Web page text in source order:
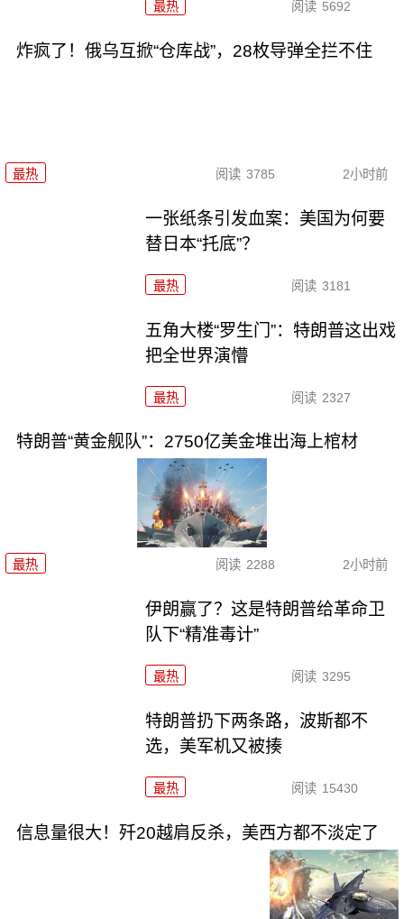
最热 阅读 5692
炸疯了！俄乌互掀“仓库战”，28枚导弹全拦不住
最热 阅读 3785 2小时前
一张纸条引发血案：美国为何要
替日本“托底”？
最热 阅读 3181
五角大楼“罗生门”：特朗普这出戏
把全世界演懵
最热 阅读 2327
特朗普“黄金舰队”：2750亿美金堆出海上棺材
最热 阅读 2288 2小时前
伊朗赢了？这是特朗普给革命卫
队下“精准毒计”
最热 阅读 3295
特朗普扔下两条路，波斯都不
选，美军机又被揍
最热 阅读 15430
信息量很大！歼20越肩反杀，美西方都不淡定了